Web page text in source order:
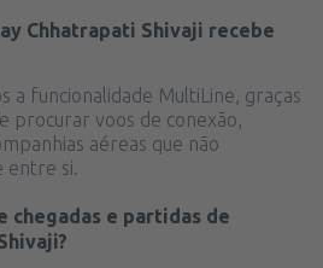
Chhatrapati Shivaji recebe
a funcionalidade MultiLine, graças
procurar voos de conexão,
aéreas que não
entre si.
chegadas e partidas de